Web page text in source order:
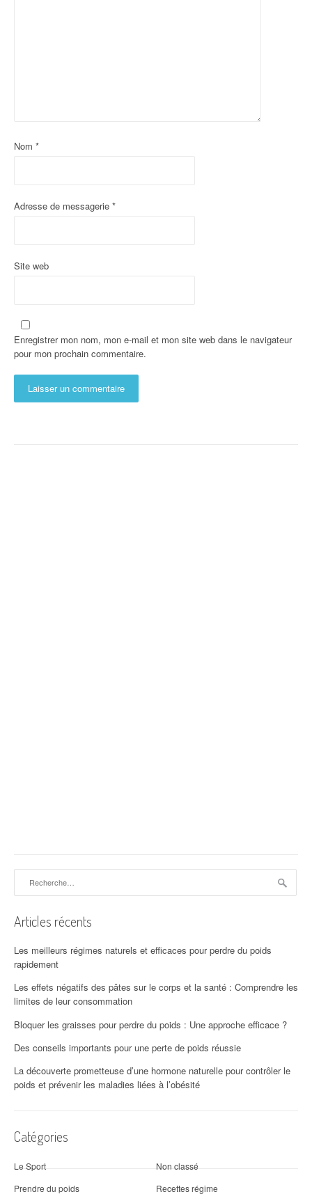
Nom *
Adresse de messagerie *
Site web
Enregistrer mon nom, mon e-mail et mon site web dans le navigateur
pour mon prochain commentaire.
Articles récents
Les meilleurs régimes naturels et efficaces pour perdre du poids
rapidement
Les effets négatifs des pâtes sur le corps et la santé : Comprendre les
limites de leur consommation
Bloquer les graisses pour perdre du poids : Une approche efficace ?
Des conseils importants pour une perte de poids réussie
La découverte prometteuse d’une hormone naturelle pour contrôler le
poids et prévenir les maladies liées à l’obésité
Catégories
Le Sport
Non classé
Prendre du poids
Recettes régime